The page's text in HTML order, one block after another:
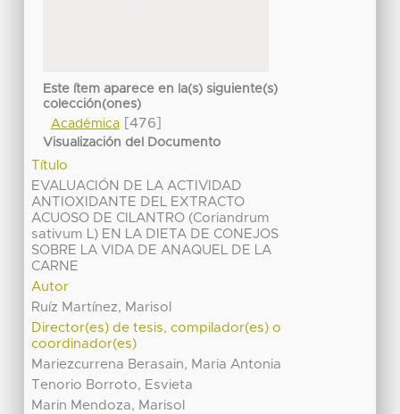
Este ítem aparece en la(s) siguiente(s)
colección(ones)
Académica[476]
Visualización del Documento
Título
EVALUACIÓN DE LA ACTIVIDAD
ANTIOXIDANTE DEL EXTRACTO
ACUOSO DE CILANTRO (Coriandrum
sativum L) EN LA DIETA DE CONEJOS
SOBRE LA VIDA DE ANAQUEL DE LA
CARNE
Autor
Ruíz Martínez, Marisol
Director(es) de tesis, compilador(es) o
coordinador(es)
Mariezcurrena Berasain, Maria Antonia
Tenorio Borroto, Esvieta
Marin Mendoza, Marisol